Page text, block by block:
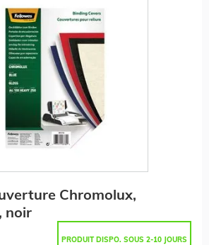
Chromolux,
noir
PRODUIT DISPO. SOUS 2-10 JOURS